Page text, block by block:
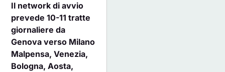
Il network di avvio
prevede 10-11 tratte
giornaliere da
Genova verso Milano
Malpensa, Venezia,
Bologna, Aosta,